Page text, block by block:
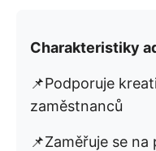
Charakteristiky
📌Podporuje
zaměstnanců
📌Zaměřuje se